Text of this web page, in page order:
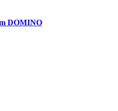
DOMINO